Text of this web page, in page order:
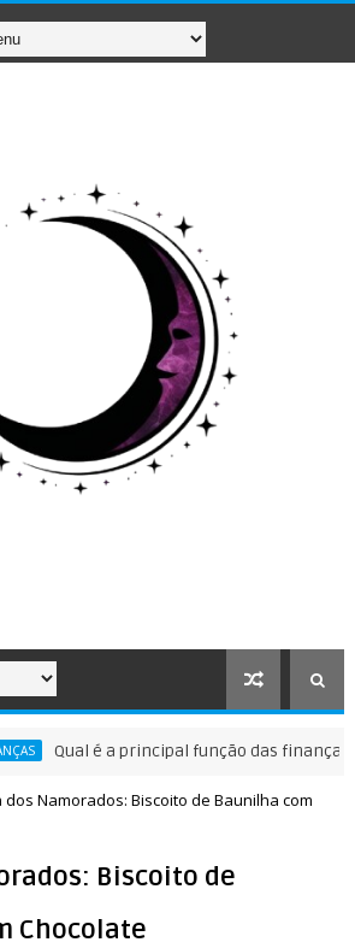
Qual é a principal função das finanças?
dos Namorados: Biscoito de Baunilha com
Biscoito de
Chocolate